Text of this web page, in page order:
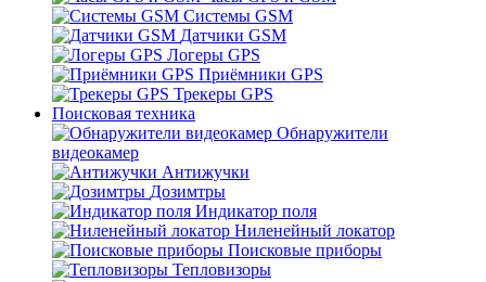
Системы GSM
Датчики GSM
Логеры GPS
Приёмники GPS
Трекеры GPS
Поисковая техника
Обнаружители
видеокамер
Антижучки
Дозимтры
Индикатор поля
Ниленейный локатор
Поисковые приборы
Тепловизоры